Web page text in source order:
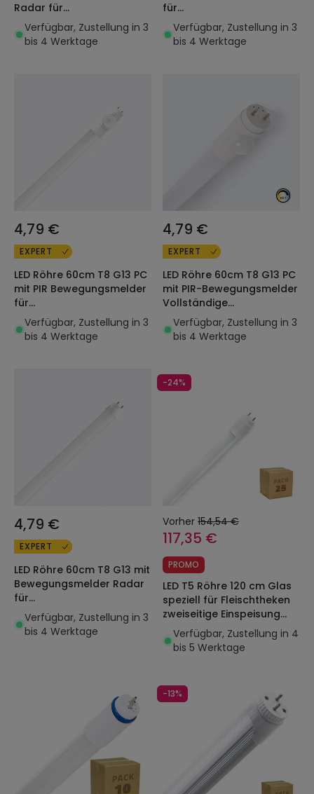
Radar für
Sicherheitsbeleuchtung
Einseitiger Anschluss 23W
Verfügbar, Zustellung in 3
bis 4 Werktage
für
Sicherheitsbeleuchtung
Einseitiger Anschluss 23W
Verfügbar, Zustellung in 3
bis 4 Werktage
4,79 €
EXPERT
LED Röhre 60cm T8 G13 PC
mit PIR Bewegungsmelder
für
Sicherheitsbeleuchtung
Einseitiger Anschluss 9W
Verfügbar, Zustellung in 3
bis 4 Werktage
4,79 €
EXPERT
LED Röhre 60cm T8 G13 PC
mit PIR-Bewegungsmelder
Vollständige
Ausschaltung Einseitiger
Anschluss 9W 140lm/W
Verfügbar, Zustellung in 3
bis 4 Werktage
4,79 €
EXPERT
LED Röhre 60cm T8 G13 mit
Bewegungsmelder Radar
für
Sicherheitsbeleuchtung
Einseitiger Anschluss 9W
Verfügbar, Zustellung in 3
bis 4 Werktage
-24%
Vorher 154,54 €
117,35 €
PROMO
LED T5 Röhre 120 cm Glas
speziell für Fleischtheken
zweiseitige Einspeisung
18W (Pack 25 Einheiten)
Verfügbar, Zustellung in 4
bis 5 Werktage
-13%